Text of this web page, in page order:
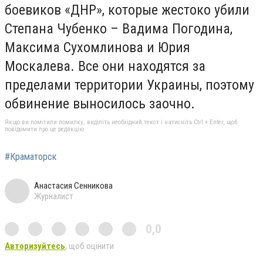
боевиков «ДНР», которые жестоко убили
Степана Чубенко – Вадима Погодина,
Максима Сухомлинова и Юрия
Москалева. Все они находятся за
пределами территории Украины, поэтому
обвинение выносилось заочно.
Якщо ви помітили помилку, виділіть необхідний текст і натисніть Ctrl + Enter, щоб
повідомити про це редакцію
#Краматорск
Анастасия Сенникова
Журналист
0,0
Авторизуйтесь, щоб оцінити